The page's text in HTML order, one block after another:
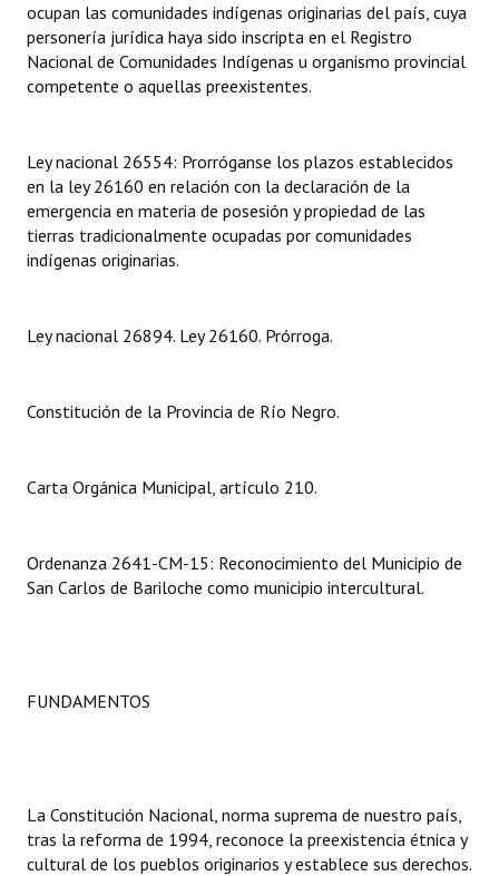
Informes de Unidad Coordinadora
Ejecución Presupuestaria
NORMATIVA
Comunicaciones
Declaraciones
Resoluciones de Presidencia
Noticias Destacadas
Datos Históricos
Ciudadano Ilustre - Registro
Banca del Vecino - Registro
ocupan las comunidades indígenas originarias del país, cuya
personería jurídica haya sido inscripta en el Registro
Nacional de Comunidades Indígenas u organismo provincial
competente o aquellas preexistentes.
Ley nacional 26554: Prorróganse los plazos establecidos
en la ley 26160 en relación con la declaración de la
emergencia en materia de posesión y propiedad de las
tierras tradicionalmente ocupadas por comunidades
indígenas originarias.
Ley nacional 26894. Ley 26160. Prórroga.
Constitución de la Provincia de Río Negro.
Carta Orgánica Municipal, artículo 210.
Ordenanza 2641-CM-15: Reconocimiento del Municipio de
San Carlos de Bariloche como municipio intercultural.
FUNDAMENTOS
La Constitución Nacional, norma suprema de nuestro país,
tras la reforma de 1994, reconoce la preexistencia étnica y
cultural de los pueblos originarios y establece sus derechos.